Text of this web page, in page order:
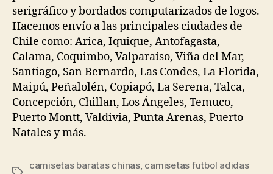
serigráfico y bordados computarizados de logos.
Hacemos envío a las principales ciudades de
Chile como: Arica, Iquique, Antofagasta,
Calama, Coquimbo, Valparaíso, Viña del Mar,
Santiago, San Bernardo, Las Condes, La Florida,
Maipú, Peñalolén, Copiapó, La Serena, Talca,
Concepción, Chillan, Los Ángeles, Temuco,
Puerto Montt, Valdivia, Punta Arenas, Puerto
Natales y más.
camisetas baratas chinas, camisetas futbol adidas